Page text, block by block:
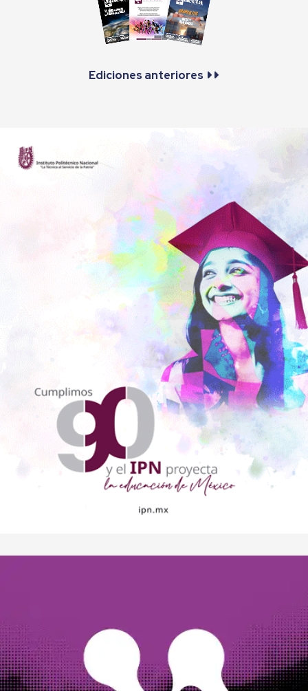
Ediciones anteriores